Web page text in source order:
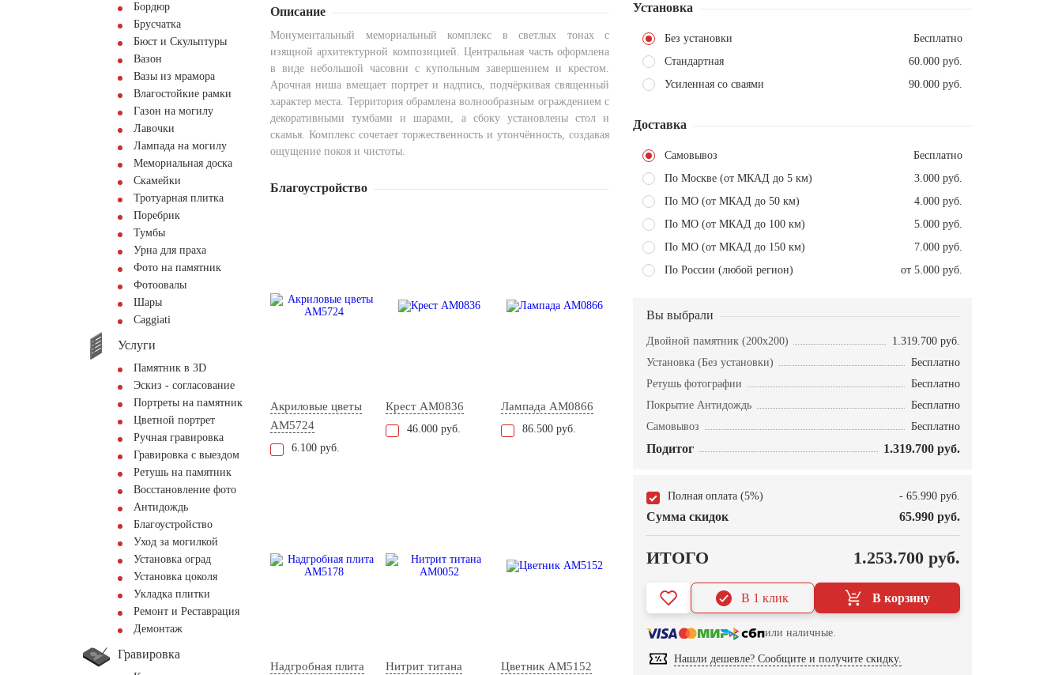
Бордюр
Брусчатка
Бюст и Скульптуры
Вазон
Вазы из мрамора
Влагостойкие рамки
Газон на могилу
Лавочки
Лампада на могилу
Мемориальная доска
Скамейки
Тротуарная плитка
Поребрик
Тумбы
Урна для праха
Фото на памятник
Фотоовалы
Шары
Сaggiati
Услуги
Памятник в 3D
Эскиз - согласование
Портреты на памятник
Цветной портрет
Ручная гравировка
Гравировка с выездом
Ретушь на памятник
Восстановление фото
Антидождь
Благоустройство
Уход за могилкой
Установка оград
Установка цоколя
Укладка плитки
Ремонт и Реставрация
Демонтаж
Гравировка
Описание
Монументальный мемориальный комплекс в светлых тонах с
изящной архитектурной композицией. Центральная часть оформлена
в виде небольшой часовни с купольным завершением и крестом.
Арочная ниша вмещает портрет и надпись, подчёркивая священный
характер места. Территория обрамлена волнообразным ограждением с
декоративными тумбами и шарами, а сбоку установлены стол и
скамья. Комплекс сочетает торжественность и утончённость, создавая
ощущение покоя и чистоты.
Благоустройство
Акриловые цветы
AM5724
6.100 руб.
Крест AM0836
46.000 руб.
Лампада AM0866
86.500 руб.
Надгробная плита
Нитрит титана
Цветник AM5152
Установка
Без установки
Бесплатно
Стандартная
60.000 руб.
Усиленная со сваями
90.000 руб.
Доставка
Самовывоз
Бесплатно
По Москве (от МКАД до 5 км)
3.000 руб.
По МО (от МКАД до 50 км)
4.000 руб.
По МО (от МКАД до 100 км)
5.000 руб.
По МО (от МКАД до 150 км)
7.000 руб.
По России (любой регион)
от 5.000 руб.
Вы выбрали
Двойной памятник (200х200)
1.319.700 руб.
Установка (Без установки)
Бесплатно
Ретушь фотографии
Бесплатно
Покрытие Антидождь
Бесплатно
Самовывоз
Бесплатно
Подитог 1.319.700 руб.
Полная оплата (5%) - 65.990 руб.
Сумма скидок 65.990 руб.
ИТОГО 1.253.700 руб.
В корзину
В 1 клик
или наличные.
Нашли дешевле? Сообщите и получите скидку.